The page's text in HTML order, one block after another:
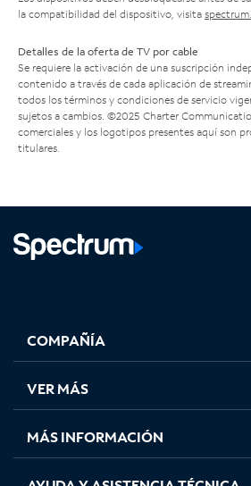
la compatibilidad del dispositivo, visita
Detalles de la oferta de TV por cable
Se requiere la activación de una suscripción
contenido a través de cada aplicación de
todos los términos y condiciones de servicio
sujetos a cambios. ©2025 Charter
comerciales y los logotipos presentes aquí son
titulares.
abre
en
pestaña
nueva
abre
en
pestaña
nueva
abre
en
pestaña
nueva
en
nueva
COMPAÑÍA
VER MÁS
MÁS INFORMACIÓN